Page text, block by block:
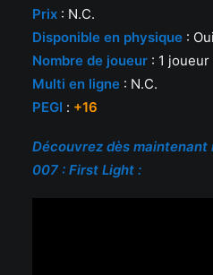
Prix : N.C.
Disponible en physique : Oui
Nombre de joueur : 1 joueur
Multi en ligne : N.C.
PEGI : +16
Découvrez dès maintenant
007 : First Light :